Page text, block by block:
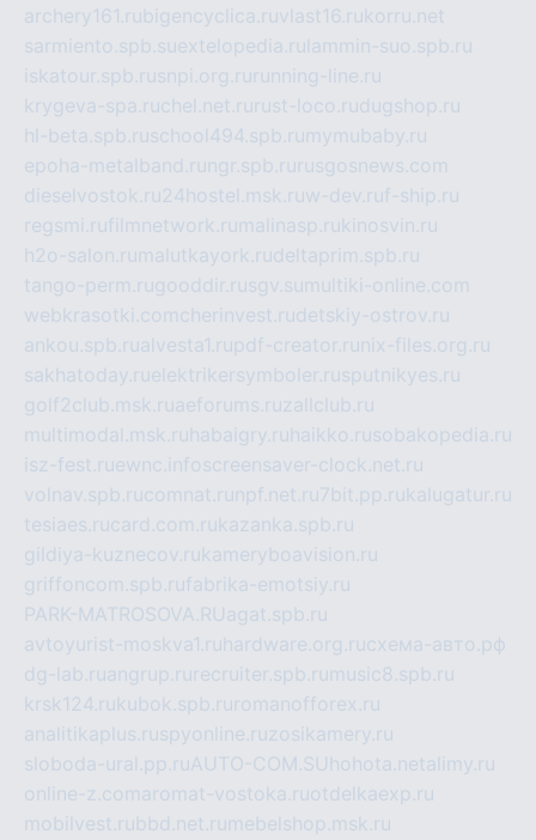
archery161.rubigencyclica.ruvlast16.rukorru.net
sarmiento.spb.suextelopedia.ru lammin-suo.spb.ru
iskatour.spb.rusnpi.org.ru running-line.ru
krygeva-spa.ruchel.net.ru rust-loco.rudugshop.ru
hl-beta.spb.ruschool494.spb.ru mymubaby.ru
epoha-metalband.ru ngr.spb.ru rusgosnews.com
dieselvostok.ru24hostel.msk.ruw-dev.ruf-ship.ru
regsmi.rufilmnetwork.ru malinasp.rukinosvin.ru
h2o-salon.ru malutkayork.rudeltaprim.spb.ru
tango-perm.rugooddir.rusgv.su multiki-online.com
webkrasotki.comcherinvest.rudetskiy-ostrov.ru
ankou.spb.rualvesta1.rupdf-creator.ru nix-files.org.ru
sakhatoday.ruelektrikersymboler.rusputnikyes.ru
golf2club.msk.ruaeforums.ruzallclub.ru
multimodal.msk.ru habaigry.ru haikko.rusobakopedia.ru
isz-fest.ruewnc.infoscreensaver-clock.net.ru
volnav.spb.rucomnat.ru npf.net.ru7bit.pp.rukalugatur.ru
tesiaes.rucard.com.rukazanka.spb.ru
gildiya-kuznecov.rukameryboavision.ru
griffoncom.spb.rufabrika-emotsiy.ru
PARK-MATROSOVA.RUagat.spb.ru
avtoyurist-moskva1.ru hardware.org.ruсхема-авто.рф
dg-lab.ruangrup.ru recruiter.spb.ru music8.spb.ru
krsk124.rukubok.spb.ru romanofforex.ru
analitikaplus.ruspyonline.ruzosikamery.ru
sloboda-ural.pp.ruAUTO-COM.SU hohota.netalimy.ru
online-z.comaromat-vostoka.ruotdelkaexp.ru
mobilvest.rubbd.net.ru mebelshop.msk.ru